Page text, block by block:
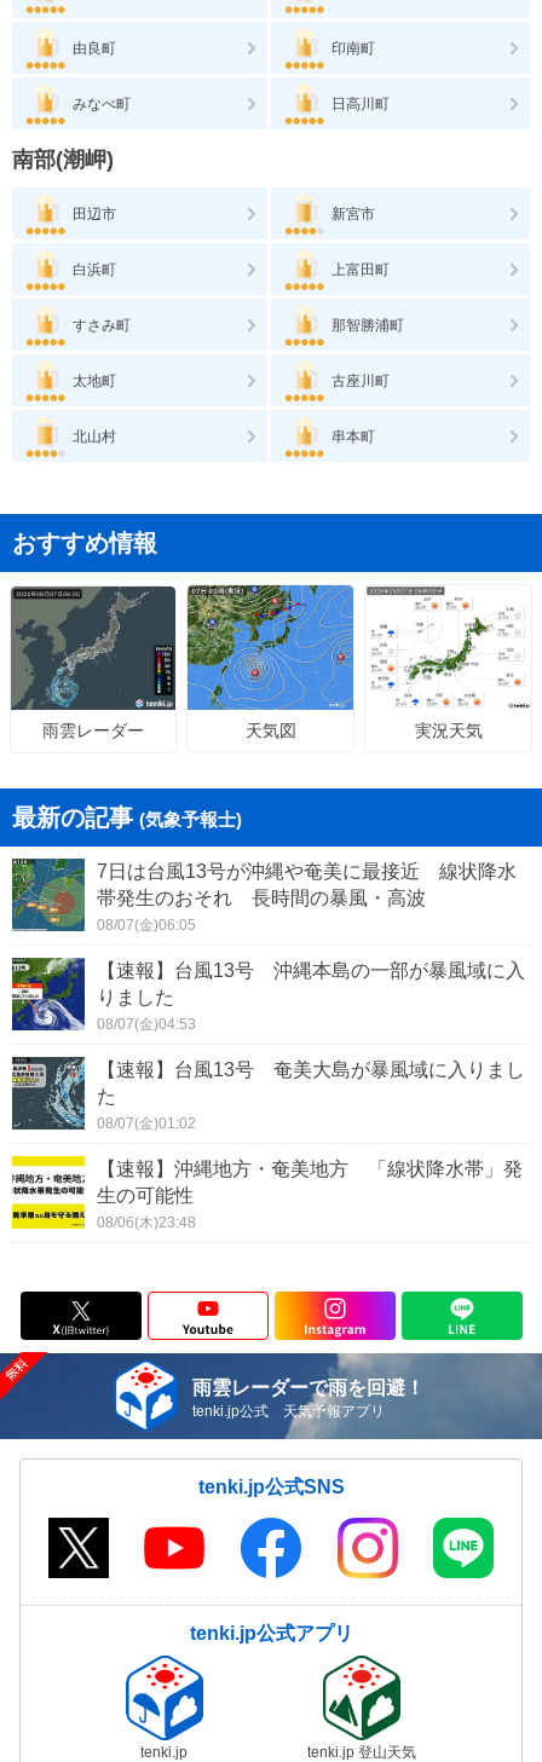
由良町 印南町
みなべ町 日高川町
南部(潮岬)
田辺市 新宮市
白浜町 上富田町
すさみ町 那智勝浦町
太地町 古座川町
北山村 串本町
おすすめ情報
雨雲レーダー 天気図 実況天気
最新の記事 (気象予報士)
7日は台風13号が沖縄や奄美に最接近 線状降水
帯発生のおそれ 長時間の暴風・高波
08/07(金)06:05
【速報】台風13号 沖縄本島の一部が暴風域に入
りました
08/07(金)04:53
【速報】台風13号 奄美大島が暴風域に入りまし
た
08/07(金)01:02
【速報】沖縄地方・奄美地方 「線状降水帯」発
生の可能性
08/06(木)23:48
雨雲レーダーで雨を回避！
tenki.jp公式 天気予報アプリ
tenki.jp公式SNS
tenki.jp公式アプリ
tenki.jp tenki.jp 登山天気